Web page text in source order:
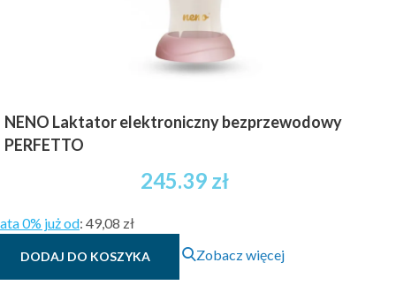
NENO Laktator elektroniczny bezprzewodowy
PERFETTO
245.39 zł
0% już od: 49,08 zł
DODAJ DO KOSZYKA Zobacz więcej